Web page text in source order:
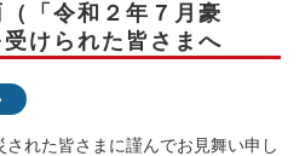
「令和２年７月豪
けられた皆さまへ
れた皆さまに謹んでお見舞い申し